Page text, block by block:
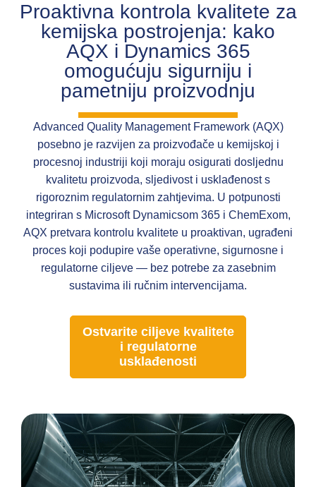
Proaktivna kontrola kvalitete za
kemijska postrojenja: kako
AQX i Dynamics 365
omogućuju sigurniju i
pametniju proizvodnju
Advanced Quality Management Framework (AQX)
posebno je razvijen za proizvođače u kemijskoj i
procesnoj industriji koji moraju osigurati dosljednu
kvalitetu proizvoda, sljedivost i usklađenost s
rigoroznim regulatornim zahtjevima. U potpunosti
integriran s Microsoft Dynamicsom 365 i ChemExom,
AQX pretvara kontrolu kvalitete u proaktivan, ugrađeni
proces koji podupire vaše operativne, sigurnosne i
regulatorne ciljeve — bez potrebe za zasebnim
sustavima ili ručnim intervencijama.
Ostvarite ciljeve kvalitete
i regulatorne
usklađenosti